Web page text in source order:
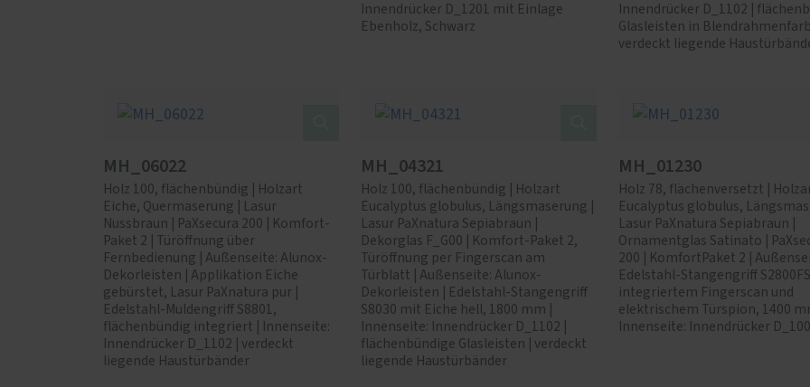
Innendrücker D_1201 mit Einlage
Ebenholz, Schwarz
Innendrücker D_1102 |
Glasleisten in
verdeckt liegende
MH_06022
Holz 100, flächenbündig | Holzart
Eiche, Quermaserung | Lasur
Nussbraun | PaXsecura 200 | Komfort-
Paket 2 | Türöffnung über
Fernbedienung | Außenseite: Alunox-
Dekorleisten | Applikation Eiche
gebürstet, Lasur PaXnatura pur |
Edelstahl-Muldengriff S8801,
flächenbündig integriert | Innenseite:
Innendrücker D_1102 | verdeckt
liegende Haustürbänder
MH_04321
Holz 100, flächenbündig | Holzart
Eucalyptus globulus, Längsmaserung |
Lasur PaXnatura Sepiabraun |
Dekorglas F_G00 | Komfort-Paket 2,
Türöffnung per Fingerscan am
Türblatt | Außenseite: Alunox-
Dekorleisten | Edelstahl-Stangengriff
S8030 mit Eiche hell, 1800 mm |
Innenseite: Innendrücker D_1102 |
flächenbündige Glasleisten | verdeckt
liegende Haustürbänder
MH_01230
Holz 78, flächenversetzt |
Eucalyptus globulus,
Lasur PaXnatura Sepiabraun |
Ornamentglas Satinato |
200 | KomfortPaket 2 |
Edelstahl-Stangengriff
integriertem Fingerscan und
elektrischem Türspion, 1400
Innenseite: Innendrücker